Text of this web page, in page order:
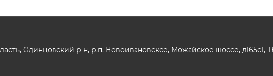
Одинцовский р-н, р.п. Новоивановское, Можайское шоссе, д165с1,